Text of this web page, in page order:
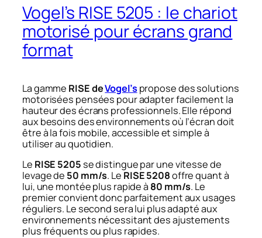
Vogel’s RISE 5205 : le chariot
motorisé pour écrans grand
format
La gamme RISE deVogel’spropose des solutions
motorisées pensées pour adapter facilement la
hauteur des écrans professionnels. Elle répond
aux besoins des environnements où l’écran doit
être à la fois mobile, accessible et simple à
utiliser au quotidien.
Le RISE 5205 se distingue par une vitesse de
levage de 50 mm/s. Le RISE 5208offre quant à
lui, une montée plus rapide à 80 mm/s. Le
premierconvient donc parfaitement aux usages
réguliers. Le second sera lui plus adapté aux
environnements nécessitant des ajustements
plus fréquents ou plus rapides.